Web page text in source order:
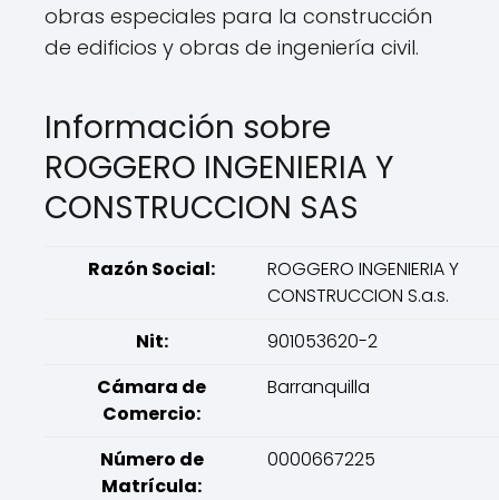
obras especiales para la construcción
de edificios y obras de ingeniería civil.
Información sobre
ROGGERO INGENIERIA Y
CONSTRUCCION SAS
Razón Social:
ROGGERO INGENIERIA Y
CONSTRUCCION S.a.s.
Nit:
901053620-2
Cámara de
Comercio:
Barranquilla
Número de
Matrícula:
0000667225